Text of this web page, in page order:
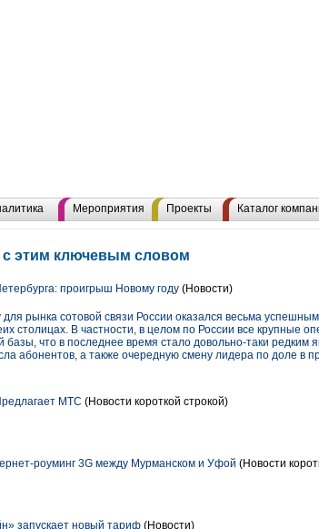
Мероприятия Проекты Каталог
этим ключевым словом
проигрыш Новому году (Новости)
рынка сотовой связи России оказался весьма
столицах. В частности, в целом по России все крупные
что в последнее время стало довольно-таки редким
абонентов, а также очередную смену лидера по доле в
МТС (Новости короткой строкой)
роуминг 3G между Мурманском и Уфой (Новости
запускает новый тариф (Новости)